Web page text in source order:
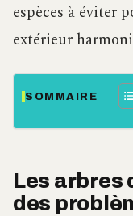
espèces à éviter
extérieur
SOMMAIRE
Les arbres
des